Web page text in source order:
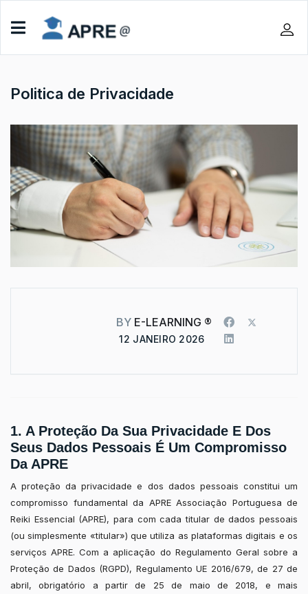
Politica de Privacidade
BY E-LEARNING ®
12 JANEIRO 2026
1. A Proteção Da Sua Privacidade E Dos
Seus Dados Pessoais É Um Compromisso
Da APRE
A proteção da privacidade e dos dados pessoais constitui um
compromisso fundamental da APRE Associação Portuguesa de
Reiki Essencial (APRE), para com cada titular de dados pessoais
(ou simplesmente «titular») que utiliza as plataformas digitais e os
serviços APRE. Com a aplicação do Regulamento Geral sobre a
Proteção de Dados (RGPD), Regulamento UE 2016/679, de 27 de
abril, obrigatório a partir de 25 de maio de 2018, e mais